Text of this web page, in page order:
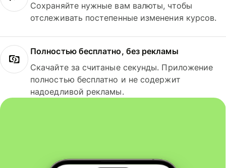
Сохраняйте нужные вам валюты, чтобы
отслеживать постепенные изменения курсов.
Полностью бесплатно, без рекламы
Скачайте за считаные секунды. Приложение
полностью бесплатно и не содержит
надоедливой рекламы.